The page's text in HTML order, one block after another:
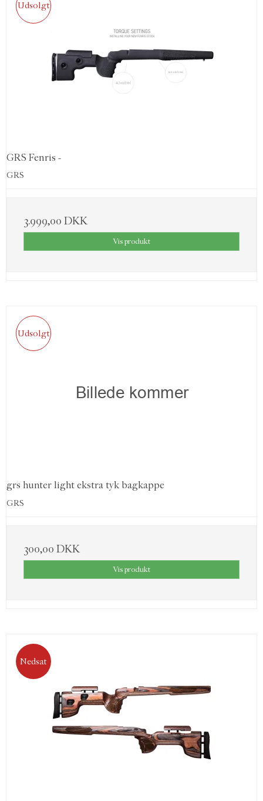
Udsolgt
GRS Fenris -
GRS
3.999,00 DKK
Vis produkt
Udsolgt
grs hunter light ekstra tyk bagkappe
GRS
300,00 DKK
Vis produkt
Nedsat